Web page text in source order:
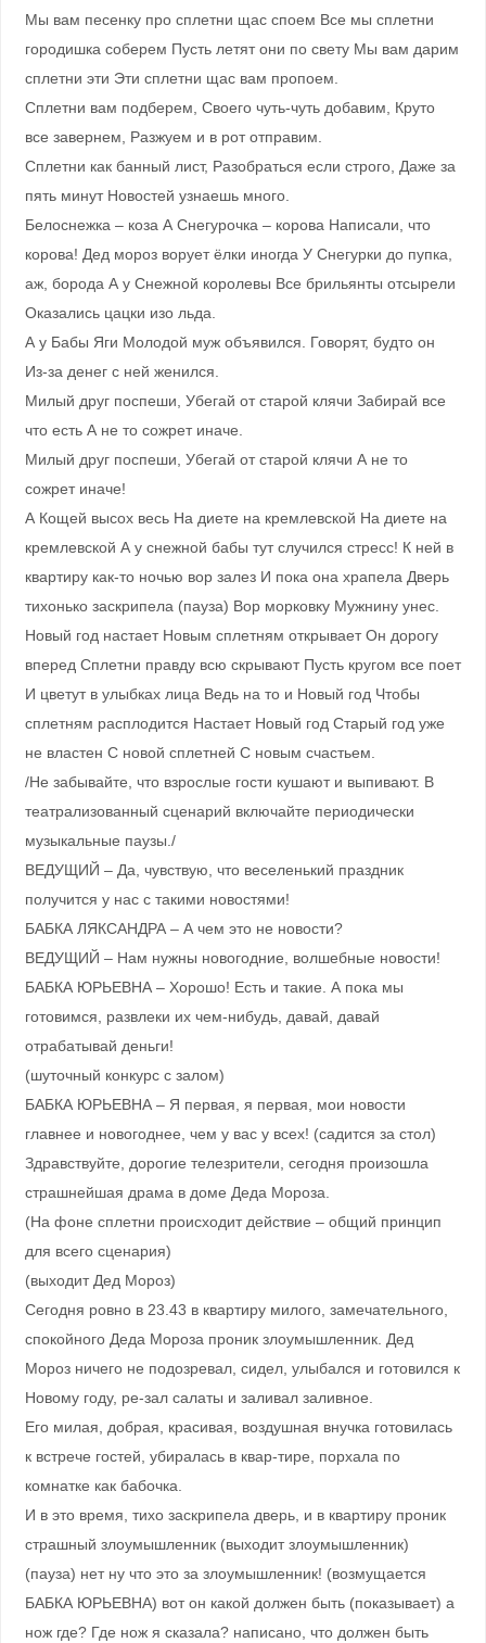
Мы вам песенку про сплетни щас споем Все мы сплетни
городишка соберем Пусть летят они по свету Мы вам дарим
сплетни эти Эти сплетни щас вам пропоем.
Сплетни вам подберем, Своего чуть-чуть добавим, Круто
все завернем, Разжуем и в рот отправим.
Сплетни как банный лист, Разобраться если строго, Даже за
пять минут Новостей узнаешь много.
Белоснежка – коза А Снегурочка – корова Написали, что
корова! Дед мороз ворует ёлки иногда У Снегурки до пупка,
аж, борода А у Снежной королевы Все брильянты отсырели
Оказались цацки изо льда.
А у Бабы Яги Молодой муж объявился. Говорят, будто он
Из-за денег с ней женился.
Милый друг поспеши, Убегай от старой клячи Забирай все
что есть А не то сожрет иначе.
Милый друг поспеши, Убегай от старой клячи А не то
сожрет иначе!
А Кощей высох весь На диете на кремлевской На диете на
кремлевской А у снежной бабы тут случился стресс! К ней в
квартиру как-то ночью вор залез И пока она храпела Дверь
тихонько заскрипела (пауза) Вор морковку Мужнину унес.
Новый год настает Новым сплетням открывает Он дорогу
вперед Сплетни правду всю скрывают Пусть кругом все поет
И цветут в улыбках лица Ведь на то и Новый год Чтобы
сплетням расплодится Настает Новый год Старый год уже
не властен С новой сплетней С новым счастьем.
/Не забывайте, что взрослые гости кушают и выпивают. В
театрализованный сценарий включайте периодически
музыкальные паузы./
ВЕДУЩИЙ – Да, чувствую, что веселенький праздник
получится у нас с такими новостями!
БАБКА ЛЯКСАНДРА – А чем это не новости?
ВЕДУЩИЙ – Нам нужны новогодние, волшебные новости!
БАБКА ЮРЬЕВНА – Хорошо! Есть и такие. А пока мы
готовимся, развлеки их чем-нибудь, давай, давай
отрабатывай деньги!
(шуточный конкурс с залом)
БАБКА ЮРЬЕВНА – Я первая, я первая, мои новости
главнее и новогоднее, чем у вас у всех! (садится за стол)
Здравствуйте, дорогие телезрители, сегодня произошла
страшнейшая драма в доме Деда Мороза.
(На фоне сплетни происходит действие – общий принцип
для всего сценария)
(выходит Дед Мороз)
Сегодня ровно в 23.43 в квартиру милого, замечательного,
спокойного Деда Мороза проник злоумышленник. Дед
Мороз ничего не подозревал, сидел, улыбался и готовился к
Новому году, ре-зал салаты и заливал заливное.
Его милая, добрая, красивая, воздушная внучка готовилась
к встрече гостей, убиралась в квар-тире, порхала по
комнатке как бабочка.
И в это время, тихо заскрипела дверь, и в квартиру проник
страшный злоумышленник (выходит злоумышленник)
(пауза) нет ну что это за злоумышленник! (возмущается
БАБКА ЮРЬЕВНА) вот он какой должен быть (показывает) а
нож где? Где нож я сказала? написано, что должен быть